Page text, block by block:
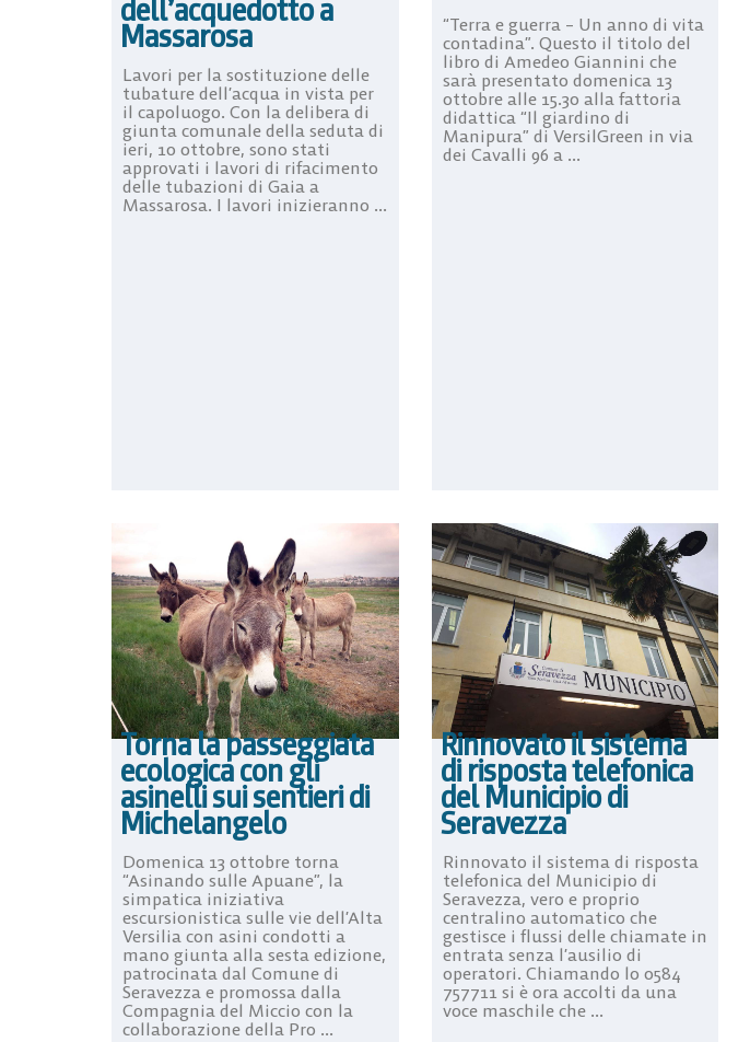
dell’acquedotto a
Massarosa
Lavori per la sostituzione delle
tubature dell’acqua in vista per
il capoluogo. Con la delibera di
giunta comunale della seduta di
ieri, 10 ottobre, sono stati
approvati i lavori di rifacimento
delle tubazioni di Gaia a
Massarosa. I lavori inizieranno ...
“Terra e guerra – Un anno di vita
contadina”. Questo il titolo del
libro di Amedeo Giannini che
sarà presentato domenica 13
ottobre alle 15.30 alla fattoria
didattica “Il giardino di
Manipura” di VersilGreen in via
dei Cavalli 96 a ...
Torna la passeggiata
ecologica con gli
asinelli sui sentieri di
Michelangelo
Domenica 13 ottobre torna
“Asinando sulle Apuane”, la
simpatica iniziativa
escursionistica sulle vie dell’Alta
Versilia con asini condotti a
mano giunta alla sesta edizione,
patrocinata dal Comune di
Seravezza e promossa dalla
Compagnia del Miccio con la
collaborazione della Pro ...
Rinnovato il sistema
di risposta telefonica
del Municipio di
Seravezza
Rinnovato il sistema di risposta
telefonica del Municipio di
Seravezza, vero e proprio
centralino automatico che
gestisce i flussi delle chiamate in
entrata senza l’ausilio di
operatori. Chiamando lo 0584
757711 si è ora accolti da una
voce maschile che ...